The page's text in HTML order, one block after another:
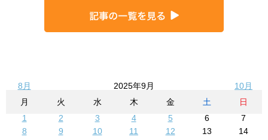
8月 2025年9月
10月
月
火 水 木 金 土
日
1
2 3 4 5 6
7
8
9 10 11 12 13
14